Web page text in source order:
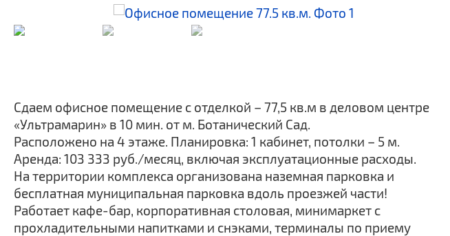
Сдаем офисное помещение с отделкой – 77,5 кв.м в деловом центре
«Ультрамарин» в 10 мин. от м. Ботанический Сад.
Расположено на 4 этаже. Планировка: 1 кабинет, потолки – 5 м.
Аренда: 103 333 руб./месяц, включая эксплуатационные расходы.
На территории комплекса организована наземная парковка и
бесплатная муниципальная парковка вдоль проезжей части!
Работает кафе-бар, корпоративная столовая, минимаркет с
прохладительными напитками и снэками, терминалы по приему